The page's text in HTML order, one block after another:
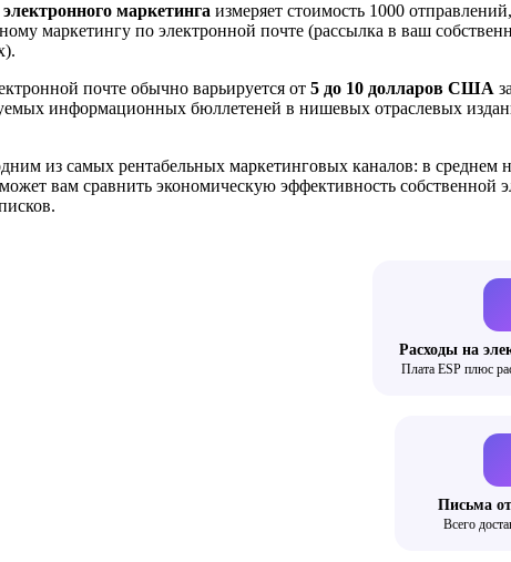
маркетинга измеряет стоимость 1000
маркетингу по электронной почте (рассылка в ваш
почте обычно варьируется от 5 до 10 долларов США
информационных бюллетеней в нишевых отраслевых
из самых рентабельных маркетинговых каналов: в
вам сравнить экономическую эффективность
Расходы на
Плата ESP плюс
Письма
Всего